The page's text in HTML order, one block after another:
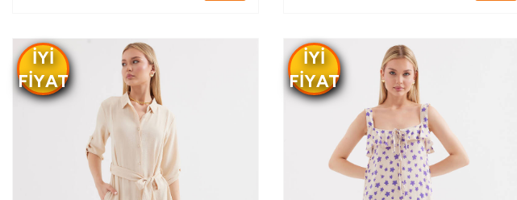
IYI
FIYAT
IYI
FIYAT